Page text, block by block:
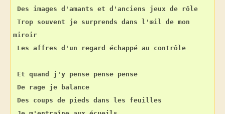
Des images d'amants et d'anciens jeux de rôle
Trop souvent je surprends dans l'œil de mon
miroir
Les affres d'un regard échappé au contrôle
Et quand j'y pense pense pense
De rage je balance
Des coups de pieds dans les feuilles